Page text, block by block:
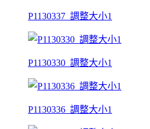
P1130337_調整大小1
P1130330_調整大小1
P1130336_調整大小1